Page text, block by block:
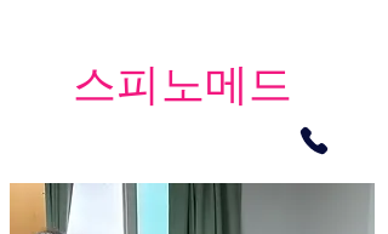
​스피노메드